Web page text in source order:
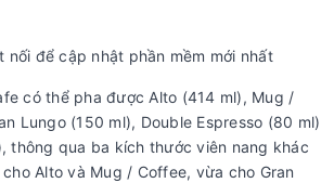
nối để cập nhật phần mềm mới nhất
có thể pha được Alto (414 ml), Mug /
Lungo (150 ml), Double Espresso (80 ml)
thông qua ba kích thước viên nang khác
Alto và Mug / Coffee, vừa cho Gran